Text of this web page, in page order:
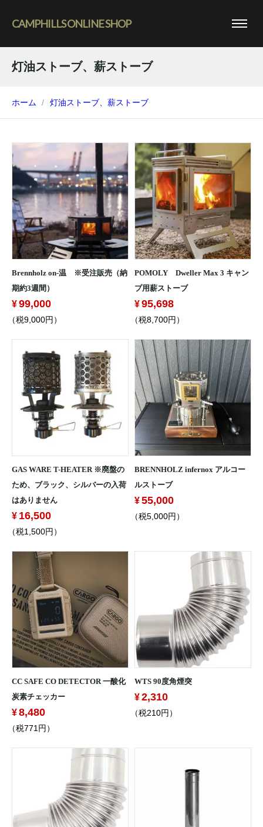
CAMPHILLS ONLINE SHOP
灯油ストーブ、薪ストーブ
ホーム 灯油ストーブ、薪ストーブ
Brennholz on-温 ※受注販売（納
期約3週間）
99,000
（税9,000円）
POMOLY Dweller Max 3 キャン
プ用薪ストーブ
95,698
（税8,700円）
GAS WARE T-HEATER ※廃盤の
ため、ブラック、シルバーの入荷
はありません
16,500
（税1,500円）
BRENNHOLZ infernox アルコー
ルストーブ
55,000
（税5,000円）
CC SAFE CO DETECTOR 一酸化
炭素チェッカー
8,480
（税771円）
WTS 90度角煙突
2,310
（税210円）